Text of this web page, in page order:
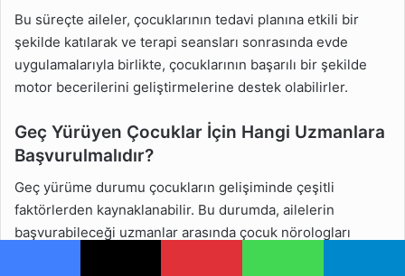
Bu süreçte aileler, çocuklarının tedavi planına etkili bir
şekilde katılarak ve terapi seansları sonrasında evde
uygulamalarıyla birlikte, çocuklarının başarılı bir şekilde
motor becerilerini geliştirmelerine destek olabilirler.
Geç Yürüyen Çocuklar İçin Hangi Uzmanlara
Başvurulmalıdır?
Geç yürüme durumu çocukların gelişiminde çeşitli
faktörlerden kaynaklanabilir. Bu durumda, ailelerin
başvurabileceği uzmanlar arasında çocuk nörologları